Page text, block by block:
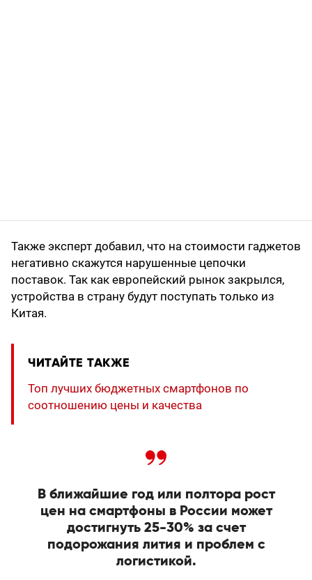
Также эксперт добавил, что на стоимости гаджетов
негативно скажутся нарушенные цепочки
поставок. Так как европейский рынок закрылся,
устройства в страну будут поступать только из
Китая.
ЧИТАЙТЕ ТАКЖЕ
Топ лучших бюджетных смартфонов по
соотношению цены и качества
В ближайшие год или полтора рост
цен на смартфоны в России может
достигнуть 25-30% за счет
подорожания лития и проблем с
логистикой.